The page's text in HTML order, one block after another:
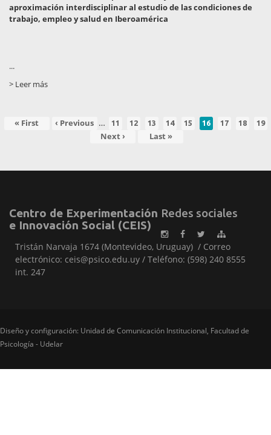
aproximación interdisciplinar al estudio de las condiciones de
trabajo, empleo y salud en Iberoamérica
...
> Leer más
Primera
« First
Página
‹ Previous … Page
11 Page
12 Page
13 Page
14 Page
15
Página
16 Page
17 Page
18 19
Siguiente
Next ›
Última
Last »
Redes sociales
Centro de Experimentación
e Innovación Social (CEIS)
Tristán Narvaja 1674 (Montevideo, Uruguay) / Correo
electrónico: ceis@psico.edu.uy / Teléfono: (598) 240 8555
int. 247
Diseño y configuración: Unidad de Comunicación Institucional, Facultad de
Psicología - Udelar